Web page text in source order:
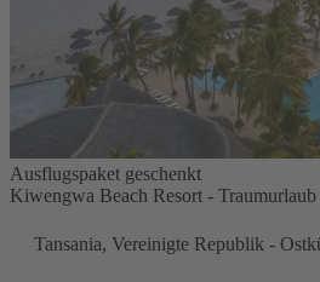
Ausflugspaket geschenkt
Kiwengwa Beach Resort -
Tansania, Vereinigte Republik -